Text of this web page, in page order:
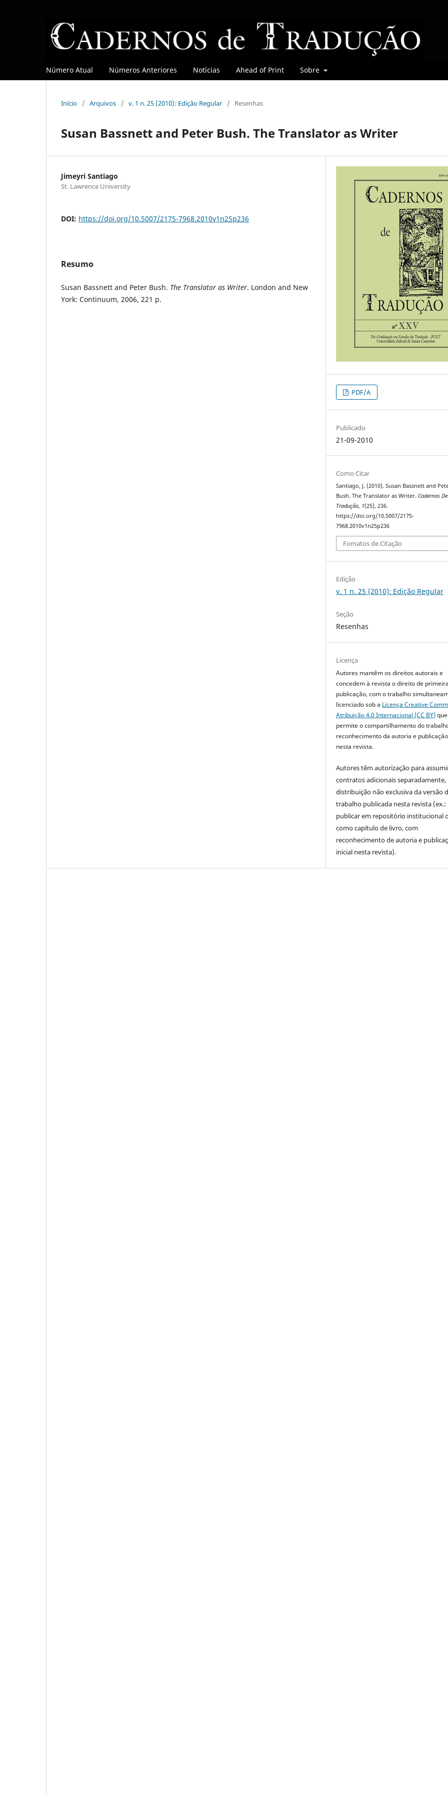
Número Atual Números Anteriores Notícias Ahead of Print Sobre
Início / Arquivos / v. 1 n. 25 (2010): Edição Regular / Resenhas
Susan Bassnett and Peter Bush. The Translator as Writer
Jimeyri Santiago
St. Lawrence University
DOI: https://doi.org/10.5007/2175-7968.2010v1n25p236
Resumo
Susan Bassnett and Peter Bush. The Translator as Writer. London and New
York: Continuum, 2006, 221 p.
PDF/A
Publicado
21-09-2010
Como Citar
Santiago, J. (2010). Susan Bassnett and
Bush. The Translator as Writer.Cadernos De
Tradução, 1(25), 236.
https://doi.org/10.5007/2175-
7968.2010v1n25p236
Fomatos de Citação
Edição
v. 1 n. 25 (2010): Edição Regular
Seção
Resenhas
Licença
Autores mantêm os direitos autorais e
concedem à revista o direito de
publicação, com o trabalho
licenciado sob a Licença Creative
Atribuição 4.0 Internacional (CC BY)que
permite o compartilhamento do
reconhecimento da autoria e
nesta revista.
Autores têm autorização para
contratos adicionais separadamente,
distribuição não exclusiva da versão
trabalho publicada nesta revista (ex.:
publicar em repositório institucional
como capítulo de livro, com
reconhecimento de autoria e
inicial nesta revista).